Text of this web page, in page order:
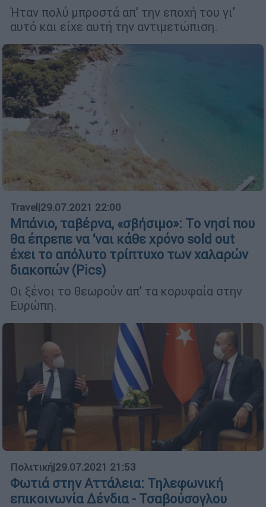
Ήταν πολύ μπροστά απ’ την εποχή του γι’
αυτό και είχε αυτή την αντιμετώπιση.
Travel |29.07.2021 22:00
Μπάνιο, ταβέρνα, «σβήσιμο»: Tο νησί που
θα έπρεπε να ‘ναι κάθε χρόνο sold out
έχει το απόλυτο τρίπτυχο των χαλαρών
διακοπών (Pics)
Οι ξένοι το θεωρούν απ’ τα κορυφαία στην
Ευρώπη.
Πολιτική|29.07.2021 21:53
Φωτιά στην Αττάλεια: Τηλεφωνική
επικοινωνία Δένδια - Τσαβούσογλου